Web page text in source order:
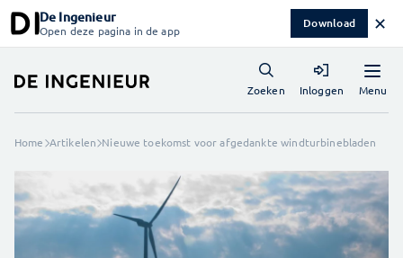
De Ingenieur
Open deze pagina in de app Download ✕
Menu
Zoeken Inloggen
Home Artikelen Nieuwe toekomst voor afgedankte windturbinebladen